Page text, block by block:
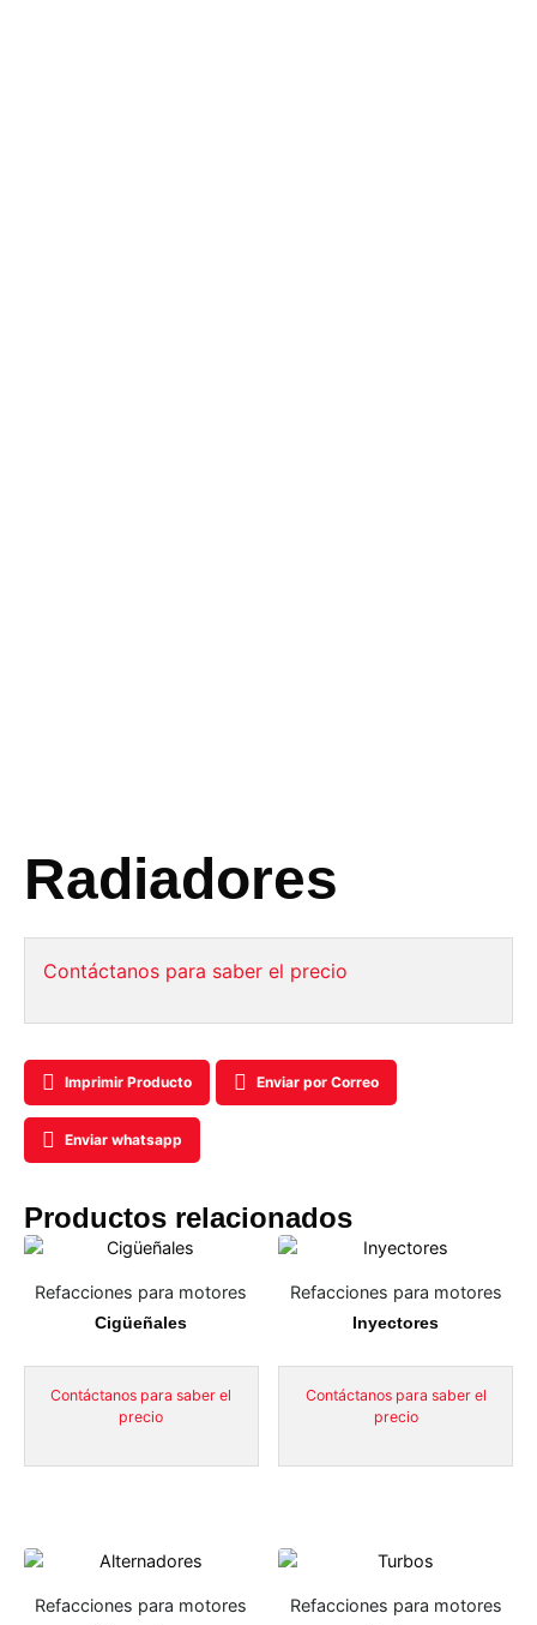
Radiadores
Contáctanos para saber el precio
Imprimir Producto Enviar por Correo
Enviar whatsapp
Productos relacionados
Refacciones para motores
Cigüeñales
Contáctanos para saber el
precio
Refacciones para motores
Inyectores
Contáctanos para saber el
precio
Refacciones para motores Refacciones para motores